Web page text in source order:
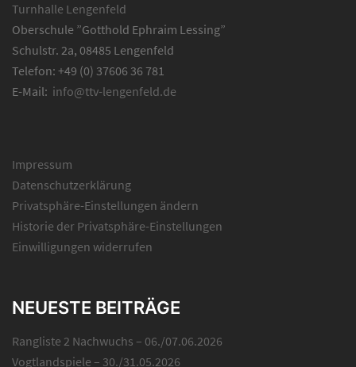
Turnhalle Lengenfeld
Oberschule ”Gotthold Ephraim Lessing”
Schulstr. 2a, 08485 Lengenfeld
Telefon: +49 (0) 37606 36 781
E-Mail: info@ttv-lengenfeld.de
Impressum
Datenschutzerklärung
Privatsphäre-Einstellungen ändern
Historie der Privatsphäre-Einstellungen
Einwilligungen widerrufen
NEUESTE BEITRÄGE
Rangliste 2 Nachwuchs – 06./07.06.2026
Vogtlandspiele – 30./31.05.2026